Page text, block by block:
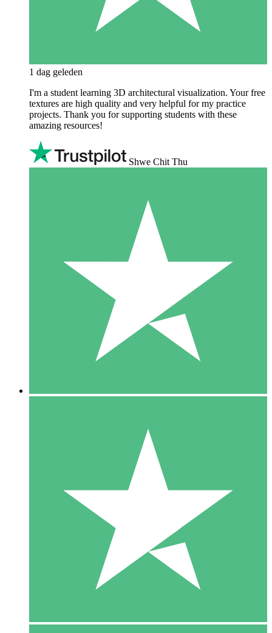
1 dag geleden
I'm a student learning 3D architectural visualization. Your free
textures are high quality and very helpful for my practice
projects. Thank you for supporting students with these
amazing resources!
Shwe Chit Thu